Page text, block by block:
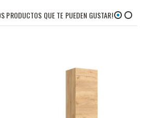
PRODUCTOS QUE TE PUEDEN GUSTAR!